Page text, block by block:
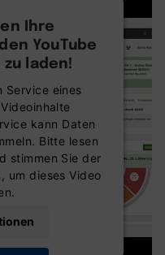
Ihre
YouTube
laden!
Service eines
kann Daten
Bitte lesen
stimmen Sie der
um dieses Video